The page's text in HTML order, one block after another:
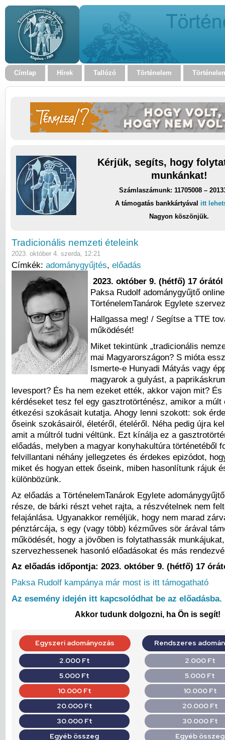
Címlap Hírek Tallózó Történelem
Kérjük, segíts, hogy
munkánkat!
Számlaszámunk: 11705008 –
A támogatás bankkártyával itt
Nagyon köszönjük.
Tradicionális nemzeti ételeink
2023. október 4. szerda, 12:21
Címkék: adománygyűjtés, előadás
2023. október 9. (hétfő) 17
Paksa Rudolf adománygyűjtő
TörténelemTanárok Egylete
Hallgassa meg! / Segítse a TTE
működését!
Miket tekintünk „tradicionális
mai Magyarországon? S mióta
Ismerte-e Hunyadi Mátyás vagy
magyarok a gulyást, a
levesport? És ha nem ezeket ették, akkor vajon mit? És
kérdéseket tesz fel egy gasztrotörténész, amikor a múlt
étkezési szokásait kutatja. Ahogy lenni szokott: sok
őseink szokásairól, életéről, ételéről. Néha pedig újra
amit a múltról tudni véltünk. Ezt kínálja ez a
előadás, melyben a magyar konyhakultúra történetéből
felvillantani néhány jellegzetes és érdekes epizódot,
miket és hogyan ettek őseink, miben hasonlítunk rájuk
különbözünk.
Az előadás a TörténelemTanárok Egylete
része, de bárki részt vehet rajta, a részvételnek nem
felajánlása. Ugyanakkor reméljük, hogy nem marad
pénztárcája, s egy (vagy több) kézműves sör árával
működését, hogy a jövőben is folytathassák
szervezhessenek hasonló előadásokat és más
Az előadás időpontja: 2023. október 9. (hétfő) 17
Paksa Rudolf kampánya már most is itt támogatható
Az esemény idején itt kapcsolódhat be az előadásba.
Akkor tudunk dolgozni, ha Ön is segít!